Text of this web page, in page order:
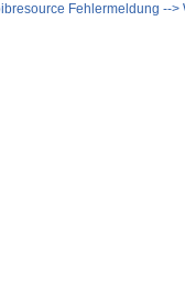
Fehlermeldung -->